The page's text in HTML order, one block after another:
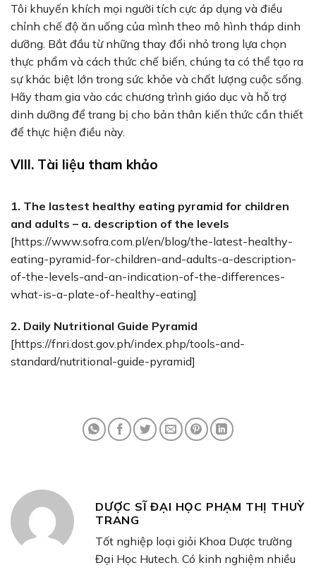
Tôi khuyến khích mọi người tích cực áp dụng và điều
chỉnh chế độ ăn uống của mình theo mô hình tháp dinh
dưỡng. Bắt đầu từ những thay đổi nhỏ trong lựa chọn
thực phẩm và cách thức chế biến, chúng ta có thể tạo ra
sự khác biệt lớn trong sức khỏe và chất lượng cuộc sống.
Hãy tham gia vào các chương trình giáo dục và hỗ trợ
dinh dưỡng để trang bị cho bản thân kiến thức cần thiết
để thực hiện điều này.
VIII. Tài liệu tham khảo
1. The lastest healthy eating pyramid for children
and adults – a. description of the levels
[https://www.sofra.com.pl/en/blog/the-latest-healthy-
eating-pyramid-for-children-and-adults-a-description-
of-the-levels-and-an-indication-of-the-differences-
what-is-a-plate-of-healthy-eating]
2. Daily Nutritional Guide Pyramid
[https://fnri.dost.gov.ph/index.php/tools-and-
standard/nutritional-guide-pyramid]
DƯỢC SĨ ĐẠI HỌC PHẠM THỊ THUỲ
TRANG
Tốt nghiệp loại giỏi Khoa Dược trường
Đại Học Hutech. Có kinh nghiệm nhiều